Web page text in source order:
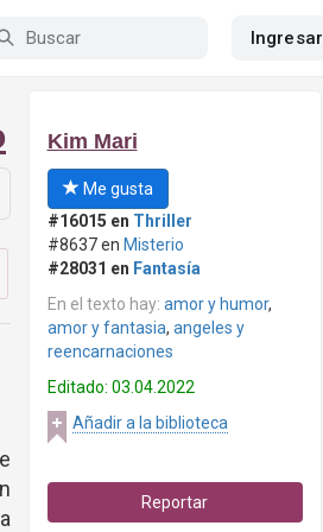
Ingresar
Kim Mari
Me gusta
#16015 en Thriller
#8637 en Misterio
#28031 en Fantasía
En el texto hay: amor y humor,
amor y fantasia, angeles y
reencarnaciones
Editado: 03.04.2022
Añadir a la biblioteca
Reportar